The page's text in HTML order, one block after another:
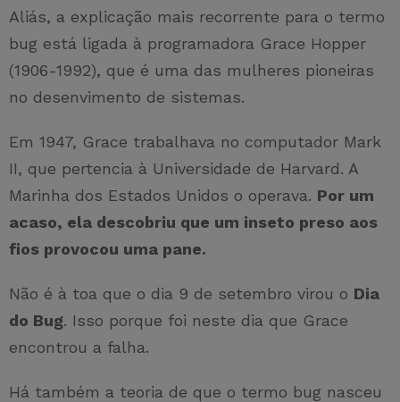
Aliás, a explicação mais recorrente para o termo
bug está ligada à programadora Grace Hopper
(1906-1992), que é uma das mulheres pioneiras
no desenvimento de sistemas.
Em 1947, Grace trabalhava no computador Mark
II, que pertencia à Universidade de Harvard. A
Marinha dos Estados Unidos o operava. Por um
acaso, ela descobriu que um inseto preso aos
fios provocou uma pane.
Não é à toa que o dia 9 de setembro virou o Dia
do Bug. Isso porque foi neste dia que Grace
encontrou a falha.
Há também a teoria de que o termo bug nasceu